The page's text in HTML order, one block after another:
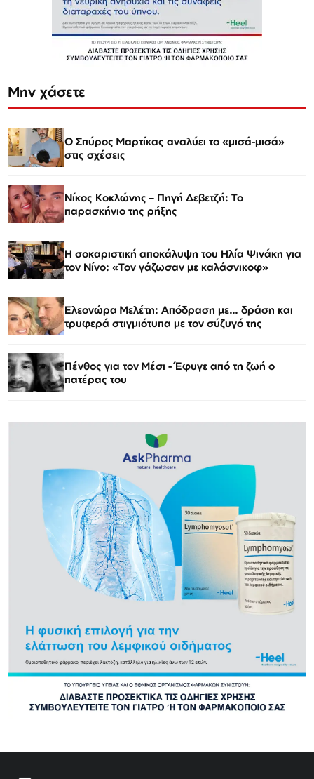
Μην χάσετε
Ο Σπύρος Μαρτίκας αναλύει το «μισά-μισά»
στις σχέσεις
Νίκος Κοκλώνης – Πηγή Δεβετζή: Το
παρασκήνιο της ρήξης
Η σοκαριστική αποκάλυψη του Ηλία Ψινάκη για
τον Νίνο: «Τον γάζωσαν με καλάσνικοφ»
Ελεονώρα Μελέτη: Απόδραση με… δράση και
τρυφερά στιγμιότυπα με τον σύζυγό της
Πένθος για τον Μέσι - Έφυγε από τη ζωή ο
πατέρας του